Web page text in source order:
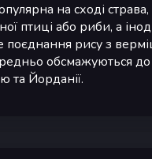
на сході
птиці або риби, а
рису з
обсмажуються
та Йорданії.